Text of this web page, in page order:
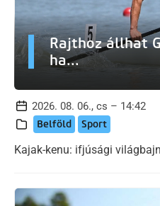
Rajthoz állhat
ha...
2026. 08. 06., cs – 14:42
Belföld Sport
Kajak-kenu: ifjúsági